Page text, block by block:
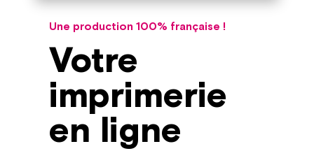
Une production 100% française !
Votre
imprimerie
en ligne